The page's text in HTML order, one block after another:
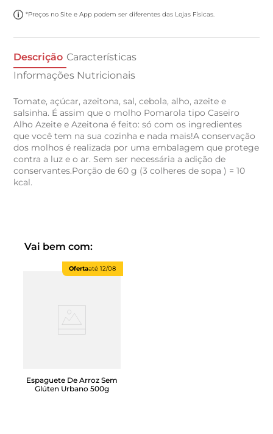
*Preços no Site e App podem ser diferentes das Lojas Físicas.
Descrição Características
Informações Nutricionais
Tomate, açúcar, azeitona, sal, cebola, alho, azeite e
salsinha. É assim que o molho Pomarola tipo Caseiro
Alho Azeite e Azeitona é feito: só com os ingredientes
que você tem na sua cozinha e nada mais!A conservação
dos molhos é realizada por uma embalagem que protege
contra a luz e o ar. Sem ser necessária a adição de
conservantes.Porção de 60 g (3 colheres de sopa ) = 10
kcal.
Vai bem com:
Ofertaaté12/08
Espaguete De Arroz Sem
Glúten Urbano 500g